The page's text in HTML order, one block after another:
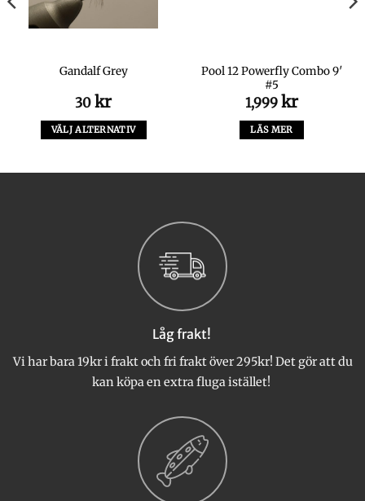
Gandalf Grey
30 kr
VÄLJ ALTERNATIV
alternativen
produktsidan
Pool 12 Powerfly Combo 9′
#5
1,999 kr
LÄS MER
Låg frakt!
Vi har bara 19kr i frakt och fri frakt över 295kr! Det gör att du
kan köpa en extra fluga istället!